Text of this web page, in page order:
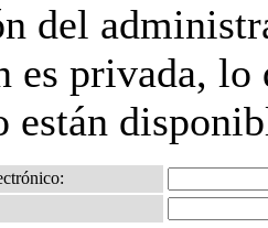
del
es privada,
están